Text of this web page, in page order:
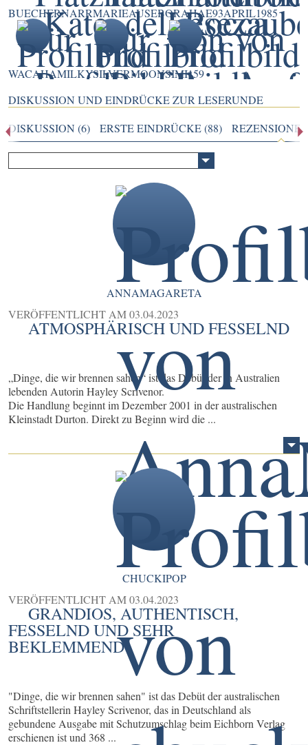
BUECHERNARRMARIEAUSEBORAHAE93APRIL1985
WACAHAMILKYSILVERMOONSIMI159
DISKUSSION UND EINDRÜCKE ZUR LESERUNDE
DISKUSSION (6)
ERSTE EINDRÜCKE (88)
ANNAMAGARETA
VERÖFFENTLICHT AM03.04.2023
ATMOSPHÄRISCH UND FESSELND
„Dinge, die wir brennen sahen“ ist das Debüt der in Australien
lebenden Autorin Hayley Scrivenor.
Die Handlung beginnt im Dezember 2001 in der australischen
Kleinstadt Durton. Direkt zu Beginn wird die ...
CHUCKIPOP
VERÖFFENTLICHT AM03.04.2023
GRANDIOS, AUTHENTISCH,
FESSELND UND SEHR
BEKLEMMEND!
"Dinge, die wir brennen sahen" ist das Debüt der australischen
Schriftstellerin Hayley Scrivenor, das in Deutschland als
gebundene Ausgabe mit Schutzumschlag beim Eichborn Verlag
erschienen ist und 368 ...